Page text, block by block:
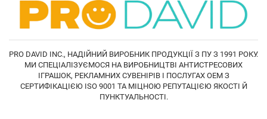
PRO DAVID INC., НАДІЙНИЙ ВИРОБНИК ПРОДУКЦІЇ З ПУ З 1991 РОКУ.
МИ СПЕЦІАЛІЗУЄМОСЯ НА ВИРОБНИЦТВІ АНТИСТРЕСОВИХ
ІГРАШОК, РЕКЛАМНИХ СУВЕНІРІВ І ПОСЛУГАХ OEM З
СЕРТИФІКАЦІЄЮ ISO 9001 ТА МІЦНОЮ РЕПУТАЦІЄЮ ЯКОСТІ Й
ПУНКТУАЛЬНОСТІ.